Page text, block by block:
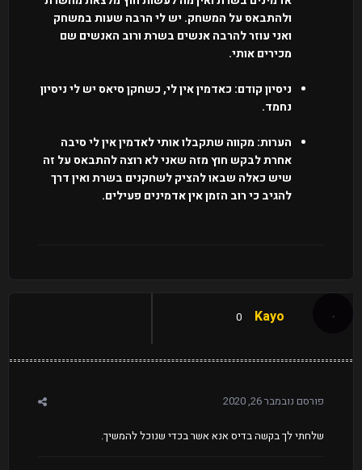
ולהתבאס על המשחק. יש לי הרבה שעות במשחק
ואני עוזר להרבה אנשים בשרת ורוב האנשים שם
מכירים אותי.
ניסיון קודם: כאדמין אין לי, כשחקן סיאס יש לי ניסיון
נחמד.
הערות: מקווה שתקבלו אותי לאדמין אין לי סיבה
אחרת לבקש חוץ מזה שאני לא רוצה להתבאס על זה
שיש כאלה שבאו להציק לשחקנים בשרת ואין דרך
להגיב כי רוב הזמן אין אדמינים פעילים.
Kayo
0
פורסם נובמבר 26, 2020
שלחתי לך בקשה בדיס אנא אשר בכדי שנוכל להמשיך.